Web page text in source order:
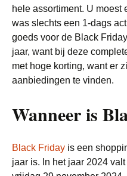
hele assortiment. U moest
was slechts een 1-dags
goeds voor de Black
jaar, want bij deze
met hoge korting, want er
aanbiedingen te vinden.
Wanneer is
Black Friday is een
jaar is. In het jaar 2024